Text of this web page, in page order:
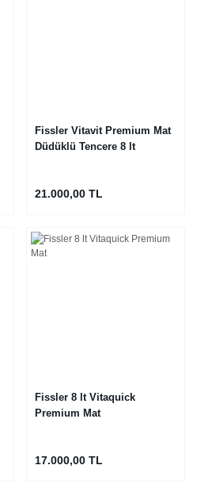
Fissler Vitavit Premium Mat
Düdüklü Tencere 8 lt
21.000,00 TL
Fissler 8 lt Vitaquick
Premium Mat
17.000,00 TL